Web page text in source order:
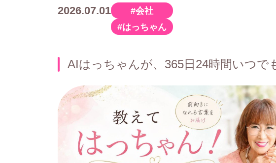
AIはっちゃんが、365日24時間いつで
2026.07.01カ
テ
リ
ー
会社
はっちゃん